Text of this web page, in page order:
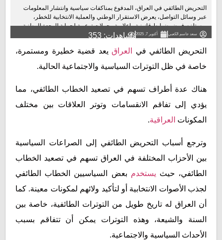
التحريض الطائفي في العراق، المدفوع بمناكفات سياسية وانتشار المعلومات
عبر وسائل التواصل، يعرض الاستقرار الوطني والعملية الانتخابية للخطر،
ويستلزم فرض ضوابط قانونية وإعلامية وحملات توعوية لحماية الوحدة الوطنية....
سعد جاسم الكعبي أكتوبر 7, 2025
مشاهدات: 353
التحريض الطائفي في
العراق يعد قضية خطيرة ومستمرة،
خاصة في ظل التوترات السياسية والاجتماعية الحالية.
هناك عدة أطراف تسهم في تصعيد الخطاب الطائفي، مما
يؤدي إلى تفاقم الانقسامات وتوتر العلاقات بين مختلف
المكونات العراقية.
وترجع أسباب التحريض الطائفي إلى الصراعات السياسية
بين الأحزاب المختلفة في العراق تسهم في تصعيد الخطاب
الطائفي، حيث يستخدم بعض السياسيين الخطاب الطائفي
لجذب الأصوات الانتخابية أو لتأكيد ولائهم لمكونات معينة. كما
أن العراق له تاريخ طويل من التوترات الطائفية، خاصة بين
السنة والشيعة، وهذه التوترات يمكن أن تتفاقم بسبب
الأحداث السياسية والاجتماعية.